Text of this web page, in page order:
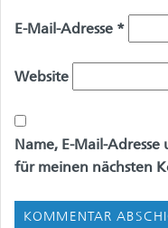
E-Mail-Adresse *
Website
Name, E-Mail-
für meinen nächsten